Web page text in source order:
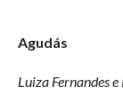
Agudás
Luiza Fernandes